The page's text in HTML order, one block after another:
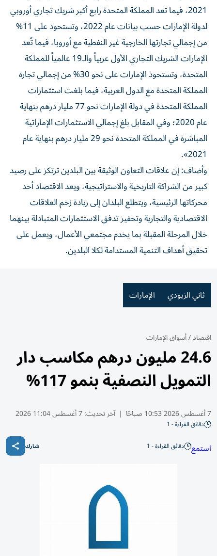
2021، فيما تعد المملكة المتحدة رابع أكبر شريك تجاري أوروبي
لدولة الإمارات حسب بيانات عام 2022، وتستحوذ على 11%
من إجمالي تجارتها الخارجية غير النفطية مع أوروبا، فيما تُعد
الإمارات الشريك التجاري الأول عربياً والـ19 عالمياً للمملكة
المتحدة، وتستحوذ الإمارات على نحو 30% من إجمالي تجارة
المملكة المتحدة مع الدول العربية، فيما بلغت استثمارات
المملكة المتحدة في دولة الإمارات نحو 77 مليار درهم بنهاية
عام 2020؛ وفي المقابل بلغ إجمالي الاستثمارات الإماراتية
المباشرة في المملكة المتحدة نحو 29 مليار درهم بنهاية عام
2021».
وأضاف: إن علاقات التعاون الوثيقة بين البلدين ترتكز على رصيد
كبير من الشراكة التاريخية والاستراتيجية، ويعد الاقتصاد أحد
محركاتها الرئيسية، ويتطلع البلدان إلى زيادة زخم العلاقات
الاقتصادية والتجارية وتحفيز تدفق الاستثمارات المتبادلة بينهما
خلال المرحلة المقبلة بما يخدم مجتمعي الأعمال، ويعمل على
تحقيق أهداف التنمية المستدامة لكلا البلدين.
ثاني الزيودي الإمارات
اقتصاد/أسواق الإمارات
24.6 مليون درهم مكاسب دار
التمويل النصفية بنمو 117%
7 أغسطس 2026 10:53 صباحًا | آخر تحديث:7 أغسطس 11:04 2026
دقائق القراءة - 1
استمع دقائق القراءة - 1 شارك